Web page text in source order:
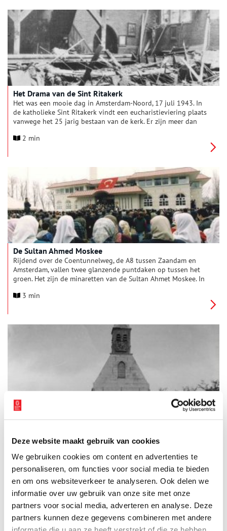
Deze website maakt gebruik van cookies
We gebruiken cookies om content en advertenties te
personaliseren, om functies voor social media te bieden
en om ons websiteverkeer te analyseren. Ook delen we
informatie over uw gebruik van onze site met onze
partners voor social media, adverteren en analyse. Deze
partners kunnen deze gegevens combineren met andere
Het Drama van de Sint Ritakerk
Het was een mooie dag in Amsterdam-Noord, 17 juli 1943. In
de katholieke Sint Ritakerk vindt een eucharistieviering plaats
vanwege het 25 jarig bestaan van de kerk. Er zijn meer dan
klinkt, gevolgd door het geluid van gebroken glas. Daarna
2 min
De Sultan Ahmed Moskee
Rijdend over de Coentunnelweg, de A8 tussen Zaandam en
Amsterdam, vallen twee glanzende puntdaken op tussen het
groen. Het zijn de minaretten van de Sultan Ahmet Moskee. In
het verleden van de Islamitische gemeenschap in de
3 min
De Biddag voor het gewas
Het religieuze gebruik om in moeilijke tijden een aparte
waren toen vaste bededagen, zoals de quatertemperdagen en
de kruisdagen. Daarbij ging het vooral om omstandigheden op
seculier terrein: oorlog, honger en rampen. Na de reformatie in
de 16e eeuw, toen grote delen van Nederland het katholicisme
voor het protestantisme verruilden, werd het houden van
bededagen door de reformatorische kerken overgenomen.
2 min